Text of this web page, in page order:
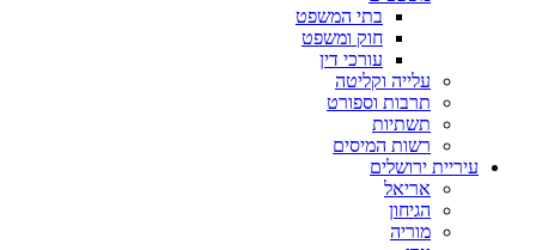
בתי המשפט
חוק ומשפט
עורכי דין
עלייה וקליטה
תרבות וספורט
תשתיות
רשות המיסים
עיריית ירושלים
אריאל
הגיחון
מוריה